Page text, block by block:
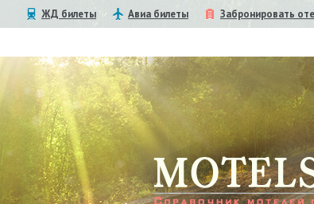
ЖД билеты Авиа билеты Забронировать